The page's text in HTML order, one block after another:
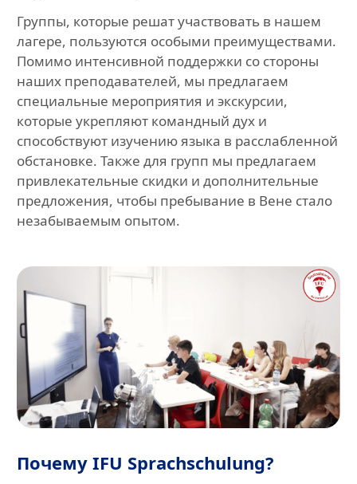
Группы, которые решат участвовать в нашем
лагере, пользуются особыми преимуществами.
Помимо интенсивной поддержки со стороны
наших преподавателей, мы предлагаем
специальные мероприятия и экскурсии,
которые укрепляют командный дух и
способствуют изучению языка в расслабленной
обстановке. Также для групп мы предлагаем
привлекательные скидки и дополнительные
предложения, чтобы пребывание в Вене стало
незабываемым опытом.
Почему IFU Sprachschulung?